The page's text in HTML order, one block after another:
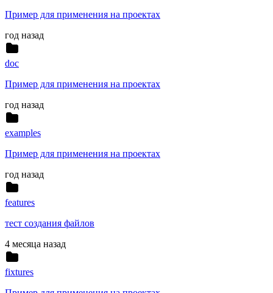
Пример для применения на проектах
год назад
doc
Пример для применения на проектах
год назад
examples
Пример для применения на проектах
год назад
features
тест создания файлов
4 месяца назад
fixtures